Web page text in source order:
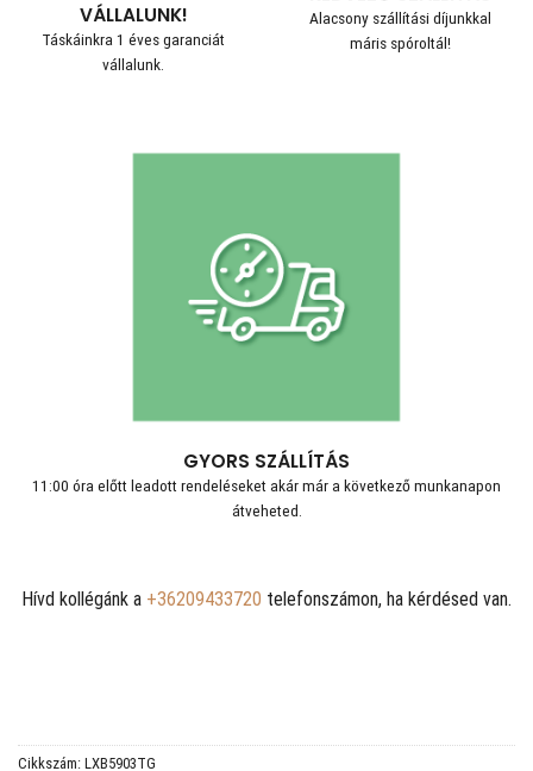
VÁLLALUNK!
Táskáinkra 1 éves garanciát
vállalunk.
Alacsony szállítási díjunkkal
máris spóroltál!
GYORS SZÁLLÍTÁS
11:00 óra előtt leadott rendeléseket akár már a következő munkanapon
átveheted.
Hívd kollégánk a +36209433720 telefonszámon, ha kérdésed van.
Cikkszám: LXB5903TG